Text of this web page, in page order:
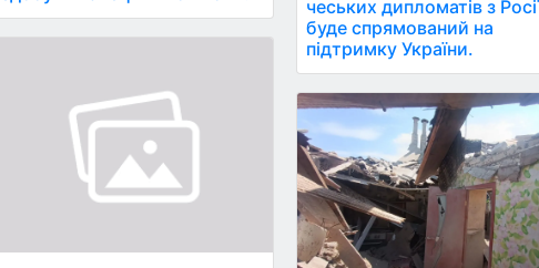
чеських дипломатів з
буде спрямований на
підтримку України.